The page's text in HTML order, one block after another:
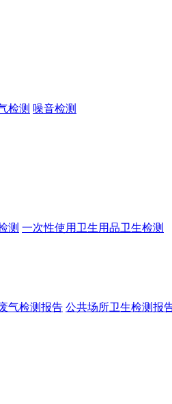
检测 噪音检测
测 一次性使用卫生用品卫生检测
气检测报告 公共场所卫生检测报